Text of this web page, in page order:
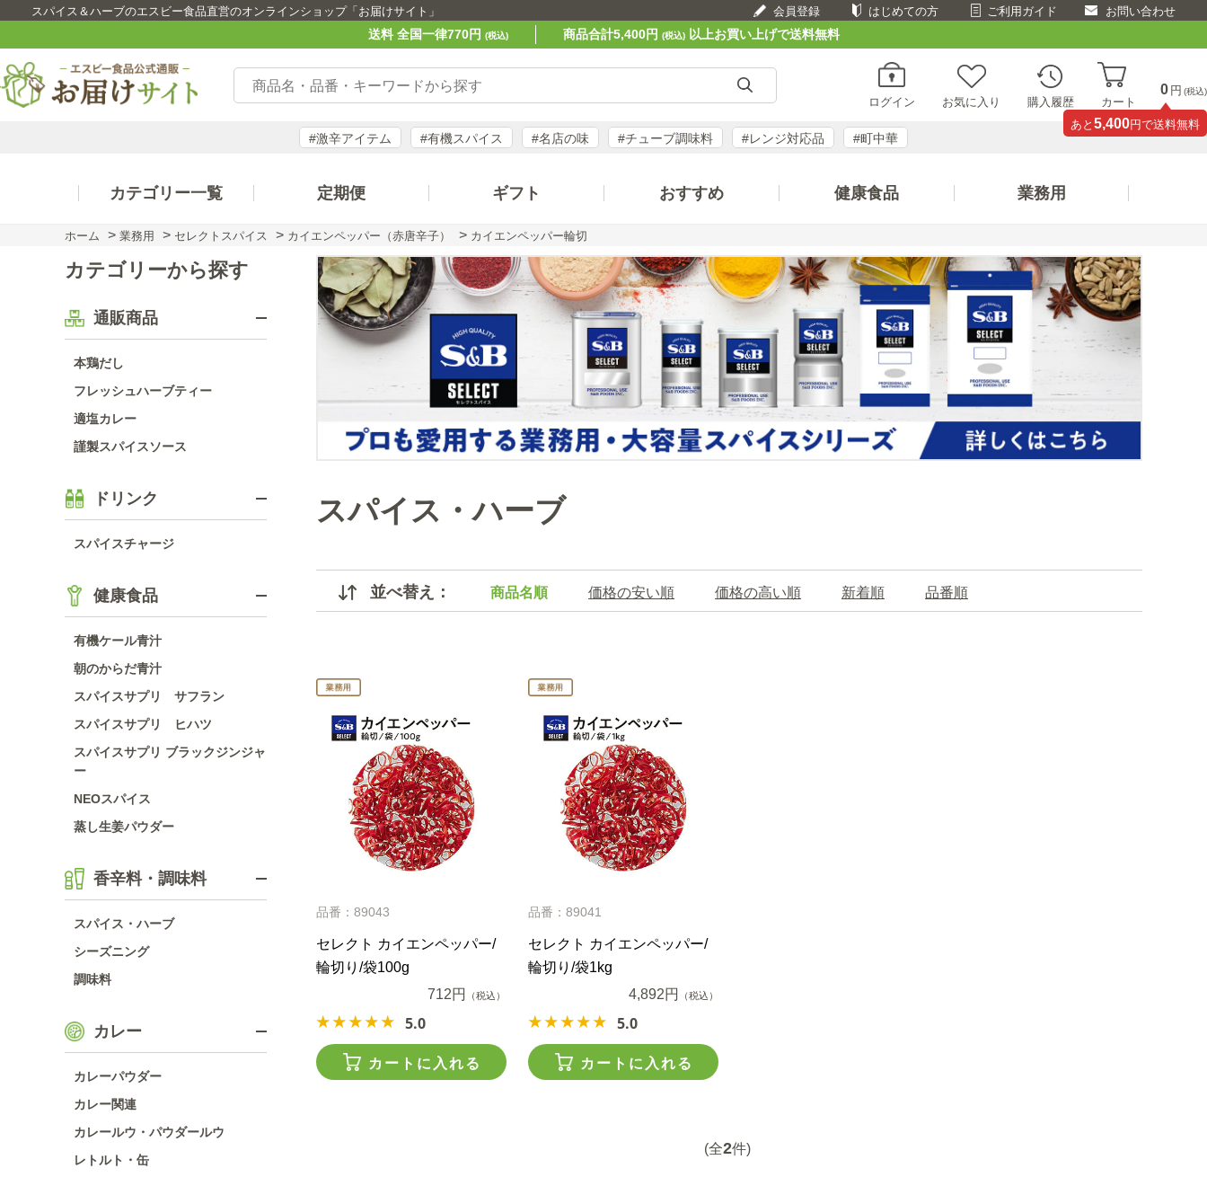
スパイス＆ハーブのエスビー食品直営のオンラインショップ「お届けサイト」 会員登録 はじめての方 ご利用ガイド お問い合わせ
送料 全国一律770円 (税込) 商品合計5,400円 (税込)以上お買い上げで送料無料
ログイン お気に入り 購入履歴 カート
0 円 (税込)
あと 5,400円で送料無料
#激辛アイテム #有機スパイス #名店の味 #チューブ調味料 #レンジ対応品 #町中華
カテゴリー一覧 定期便 ギフト おすすめ 健康食品 業務用
ホーム > 業務用 > セレクトスパイス > カイエンペッパー（赤唐辛子） > カイエンペッパー輪切
カテゴリーから探す
通販商品
本鶏だし
フレッシュハーブティー
適塩カレー
謹製スパイスソース
ドリンク
スパイスチャージ
健康食品
有機ケール青汁
朝のからだ青汁
スパイスサプリ サフラン
スパイスサプリ ヒハツ
スパイスサプリ ブラックジンジャ
ー
NEOスパイス
蒸し生姜パウダー
香辛料・調味料
スパイス・ハーブ
シーズニング
調味料
カレー
カレーパウダー
カレー関連
カレールウ・パウダールウ
レトルト・缶
スパイス・ハーブ
並べ替え： 商品名順 価格の安い順 価格の高い順 新着順 品番順
品番：89043
セレクト カイエンペッパー/
輪切り/袋100g
712円
（税込）
5.0
カートに入れる
品番：89041
セレクト カイエンペッパー/
輪切り/袋1kg
4,892円
（税込）
5.0
カートに入れる
(全2件)